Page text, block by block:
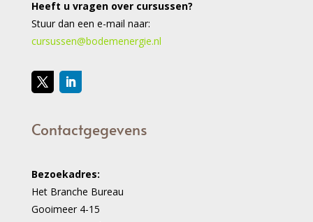
Heeft u vragen over cursussen?
Stuur dan een e-mail naar:
cursussen@bodemenergie.nl
Contactgegevens
Bezoekadres:
Het Branche Bureau
Gooimeer 4-15